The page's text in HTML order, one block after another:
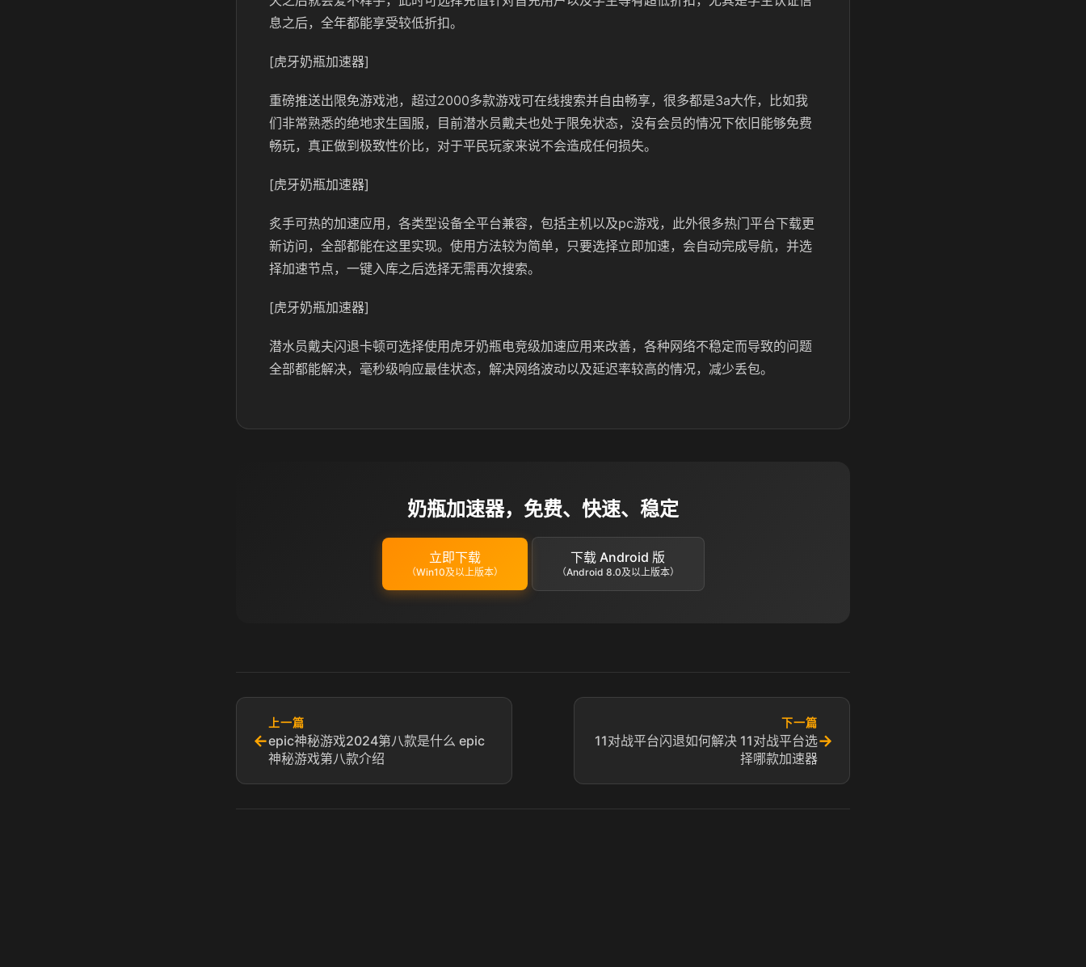
息之后，全年都能享受较低折扣。
[虎牙奶瓶加速器]
重磅推送出限免游戏池，超过2000多款游戏可在线搜索并自由畅享，很多都是3a大作，比如我
们非常熟悉的绝地求生国服，目前潜水员戴夫也处于限免状态，没有会员的情况下依旧能够免费
畅玩，真正做到极致性价比，对于平民玩家来说不会造成任何损失。
[虎牙奶瓶加速器]
炙手可热的加速应用，各类型设备全平台兼容，包括主机以及pc游戏，此外很多热门平台下载更
新访问，全部都能在这里实现。使用方法较为简单，只要选择立即加速，会自动完成导航，并选
择加速节点，一键入库之后选择无需再次搜索。
[虎牙奶瓶加速器]
潜水员戴夫闪退卡顿可选择使用虎牙奶瓶电竞级加速应用来改善，各种网络不稳定而导致的问题
全部都能解决，毫秒级响应最佳状态，解决网络波动以及延迟率较高的情况，减少丢包。
奶瓶加速器，免费、快速、稳定
立即下载
（Win10及以上版本）
下载 Android 版
（Android 8.0及以上版本）
←
上一篇
epic神秘游戏2024第八款是什么 epic
神秘游戏第八款介绍
下一篇
11对战平台闪退如何解决 11对战平台选
择哪款加速器
→